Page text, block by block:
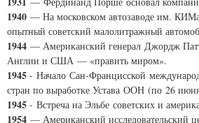
1940 — На московском автозаводе им.
опытный советский малолитражный
1944 — Американский генерал Джордж
Англии и США — «править миром».
1945 - Начало Сан-Францисской
стран по выработке Устава ООН (по 26
1945 - Встреча на Эльбе советских и
1954 — Американский исследовательский